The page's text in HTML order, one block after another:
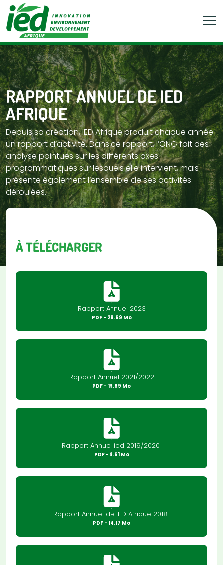
RAPPORT ANNUEL DE IED
AFRIQUE
Depuis sa création, IED Afrique produit chaque année
un rapport d’activité. Dans ce rapport, l’ONG fait des
analyse pointues sur les différents axes
programmatiques sur lesquels elle intervient, mais
présente également l’ensemble de ses activités
déroulées.
À TÉLÉCHARGER
Rapport Annuel 2023
PDF- 28.69 Mo
Rapport Annuel 2021/2022
PDF - 19.89 Mo
Rapport Annuel ied 2019/2020
PDF- 8.61 Mo
Rapport Annuel de IED Afrique 2018
PDF - 14.17 Mo